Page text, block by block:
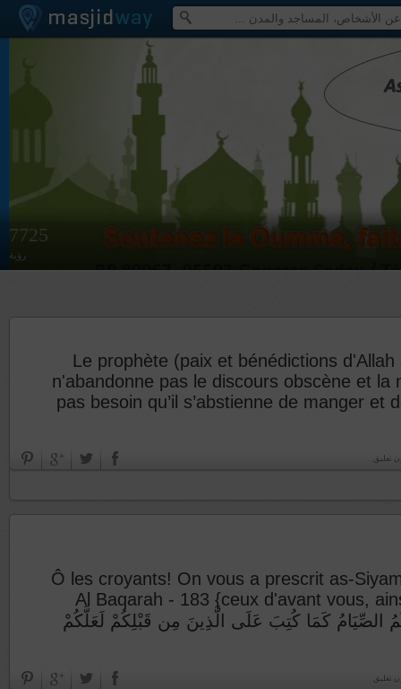
7725
رؤية
Le prophète (paix et bénédictions
n'abandonne pas le discours obscène et la
pas besoin qu’il s’abstienne de manger et
تعليق
{Ô les croyants! On vous a prescrit as-
ceux d'avant vous, ainsi
الصِّيَامُ كَمَا كُتِبَ عَلَى الَّذِينَ مِن قَبْلِكُمْ لَعَلَّكُمْ
تعليق